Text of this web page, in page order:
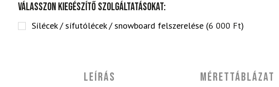
Válasszon kiegészítő szolgáltatásokat:
Sílécek / sífutólécek / snowboard felszerelése (6 000 Ft)
Leírás Mérettáblázat